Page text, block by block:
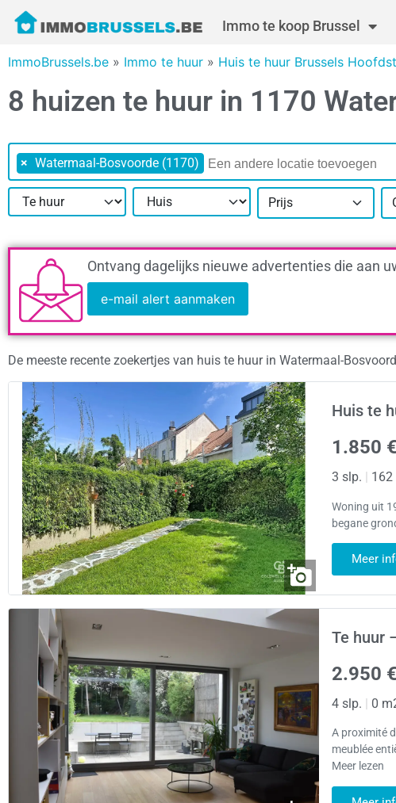
Immo te koop Brussel
ImmoBrussels.be » Immo te huur » Huis te huur Brussels
8 huizen te huur in 1170
× Watermaal-Bosvoorde (1170)
Prijs
Ontvang dagelijks nieuwe advertenties die aan
e-mail alert aanmaken
De meeste recente zoekertjes van huis te huur in Watermaal-
Huis te
1.850 €
3 slp. 162
Woning uit
begane
Meer
Te huur
2.950 €
4 slp. | 0
A proximité
meublée
Meer lezen